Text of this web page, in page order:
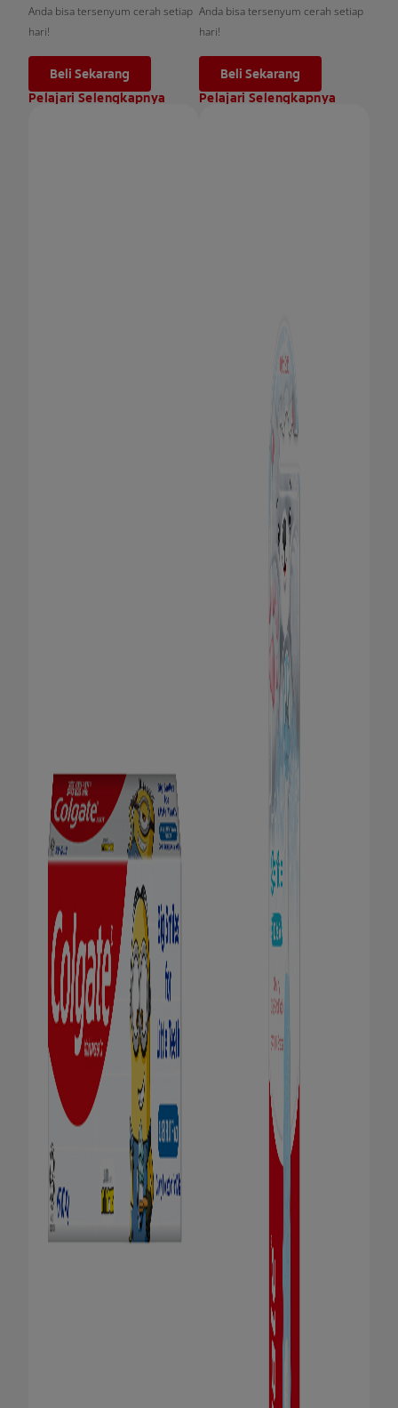
Anda bisa tersenyum cerah setiap
hari!
Beli Sekarang
Pelajari Selengkapnya
Anda bisa tersenyum cerah setiap
hari!
Beli Sekarang
Pelajari Selengkapnya